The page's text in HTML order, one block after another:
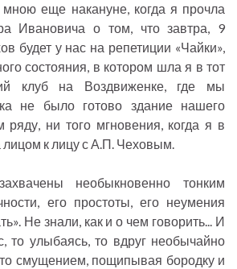
мною еще накануне, когда я прочла
Ивановича о том, что завтра, 9
будет у нас на репетиции «Чайки»,
состояния, в котором шла я в тот
клуб на Воздвиженке, где мы
не было готово здание нашего
ряду, ни того мгновения, когда я в
лицом к лицу с А.П. Чеховым.
необыкновенно тонким
его простоты, его неумения
Не знали, как и о чем говорить... И
то улыбаясь, то вдруг необычайно
смущением, пощипывая бородку и